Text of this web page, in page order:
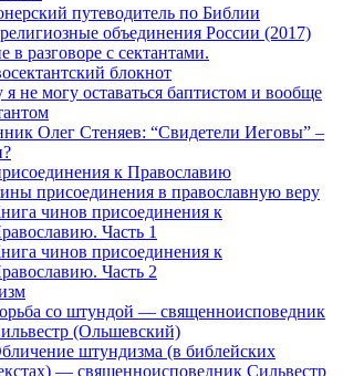
путеводитель по Библии
объединения России (2017)
в разговоре с сектантами.
блокнот
не могу оставаться баптистом и вообще
Олег Стеняев: “Свидетели Иеговы” –
к Православию
присоединения в православную веру
чинов присоединения к
Часть 1
чинов присоединения к
Часть 2
со штундой — священноисповедник
(Ольшевский)
штундизма (в библейских
— священноисповедник Сильвестр